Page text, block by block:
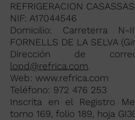
REFRIGERACION
NIF: A17044546
Domicilio: Carreterra
FORNELLS DE LA SELVA
Dirección de
lopd@refrica.com.
Web: www.refrica.com
Teléfono: 972 476 253
Inscrita en el Registro
tomo 169, folio 189, hoja